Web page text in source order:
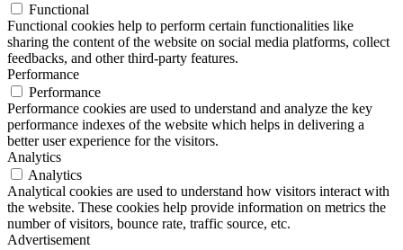
Functional
Functional cookies help to perform certain functionalities like
sharing the content of the website on social media platforms, collect
feedbacks, and other third-party features.
Performance
Performance
Performance cookies are used to understand and analyze the key
performance indexes of the website which helps in delivering a
better user experience for the visitors.
Analytics
Analytics
Analytical cookies are used to understand how visitors interact with
the website. These cookies help provide information on metrics the
number of visitors, bounce rate, traffic source, etc.
Advertisement